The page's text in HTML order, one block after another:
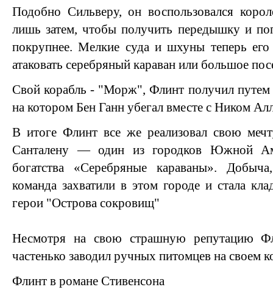
Подобно Сильверу, он воспользовался
лишь затем, чтобы получить передышку и
покрупнее. Мелкие суда и шхуны теперь его
атаковать серебряный караван или большое
Свой корабль - "Морж", Флинт получил путем
на котором Бен Ганн убегал вместе с Ником
В итоге Флинт все же реализовал свою
Санталену — один из городков Южной
богатства «Серебряные караваны».
команда захватили в этом городе и стала
герои "Острова сокровищ"
Несмотря на свою страшную репутацию
частенько заводил ручных питомцев на своем
Флинт в романе Стивенсона